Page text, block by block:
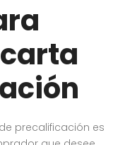
precalificación es